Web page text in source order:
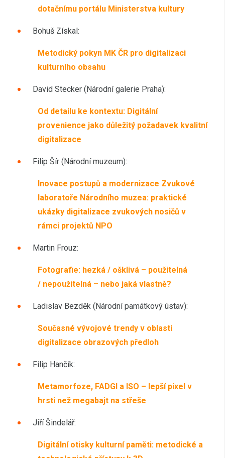
dotačnímu portálu Ministerstva kultury
Bohuš Získal:
Metodický pokyn MK ČR pro digitalizaci
kulturního obsahu
David Stecker (Národní galerie Praha):
Od detailu ke kontextu: Digitální
provenience jako důležitý požadavek kvalitní
digitalizace
Filip Šír (Národní muzeum):
Inovace postupů a modernizace Zvukové
laboratoře Národního muzea: praktické
ukázky digitalizace zvukových nosičů v
rámci projektů NPO
Martin Frouz:
Fotografie: hezká / ošklivá – použitelná
/ nepoužitelná – nebo jaká vlastně?
Ladislav Bezděk (Národní památkový ústav):
Současné vývojové trendy v oblasti
digitalizace obrazových předloh
Filip Hančík:
Metamorfoze, FADGI a ISO – lepší pixel v
hrsti než megabajt na střeše
Jiří Šindelář:
Digitální otisky kulturní paměti: metodické a